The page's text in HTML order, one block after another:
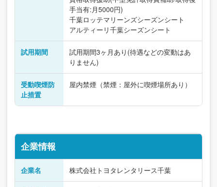
手当有:月5000円)
千葉ロッテマリーンズシーズンシート
アルティーリ千葉シーズンシート
試用期間
試用期間3ヶ月あり(待遇などの変動はあ
りません)
受動喫煙防
止措置
屋内禁煙（禁煙：屋外に喫煙場所あり）
企業情報
企業名 株式会社トヨタレンタリース千葉